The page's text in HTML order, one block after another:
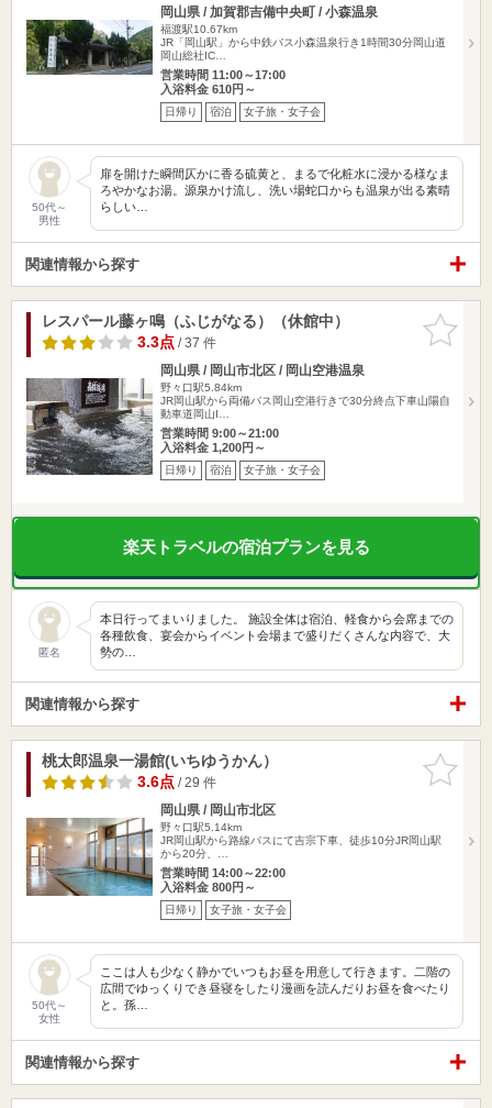
岡山県 / 加賀郡吉備中央町 / 小森温泉
福渡駅10.67km
JR「岡山駅」から中鉄バス小森温泉行き1時間30分岡山道
岡山総社IC…
営業時間 11:00～17:00
入浴料金 610円～
日帰り 宿泊 女子旅・女子会
50代～
男性
扉を開けた瞬間仄かに香る硫黄と、まるで化粧水に浸かる様なま
ろやかなお湯。源泉かけ流し、洗い場蛇口からも温泉が出る素晴
らしい…
関連情報から探す
お気に入
りに追加
レスパール藤ヶ鳴（ふじがなる）（休館中）
3.3点/ 37 件
岡山県 / 岡山市北区 / 岡山空港温泉
野々口駅5.84km
JR岡山駅から両備バス岡山空港行きで30分終点下車山陽自
動車道岡山I…
営業時間 9:00～21:00
入浴料金 1,200円～
日帰り 宿泊 女子旅・女子会
楽天トラベルの宿泊プランを見る
匿名
本日行ってまいりました。 施設全体は宿泊、軽食から会席までの
各種飲食、宴会からイベント会場まで盛りだくさんな内容で、大
勢の…
関連情報から探す
お気に入
りに追加
桃太郎温泉一湯館(いちゆうかん）
3.6点/ 29 件
岡山県 / 岡山市北区
野々口駅5.14km
JR岡山駅から路線バスにて吉宗下車、徒歩10分JR岡山駅
から20分、…
営業時間 14:00～22:00
入浴料金 800円～
日帰り 女子旅・女子会
50代～
女性
ここは人も少なく静かでいつもお昼を用意して行きます。二階の
広間でゆっくりでき昼寝をしたり漫画を読んだりお昼を食べたり
と。孫…
関連情報から探す